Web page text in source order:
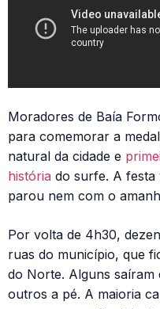
Moradores de Baía
para comemorar a
natural da cidade e
história do surfe. A festa
parou nem com o
Por volta de 4h30,
ruas do município, que
do Norte. Alguns saíram
outros a pé. A maioria